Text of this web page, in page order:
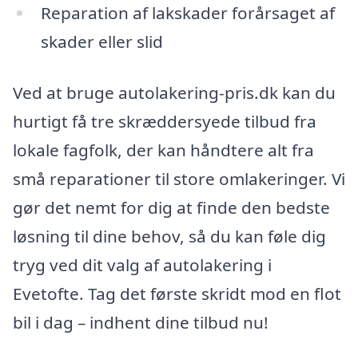
Reparation af lakskader forårsaget af
skader eller slid
Ved at bruge autolakering-pris.dk kan du
hurtigt få tre skræddersyede tilbud fra
lokale fagfolk, der kan håndtere alt fra
små reparationer til store omlakeringer. Vi
gør det nemt for dig at finde den bedste
løsning til dine behov, så du kan føle dig
tryg ved dit valg af autolakering i
Evetofte. Tag det første skridt mod en flot
bil i dag – indhent dine tilbud nu!